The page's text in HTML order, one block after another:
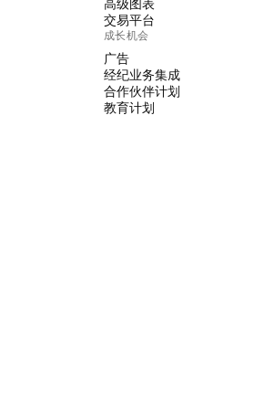
高级图表
交易平台
成长机会
广告
经纪业务集成
合作伙伴计划
教育计划